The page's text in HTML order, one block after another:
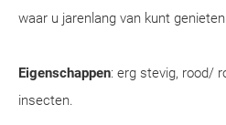
waar u jarenlang van kunt
Eigenschappen: erg stevig, rood/
insecten.